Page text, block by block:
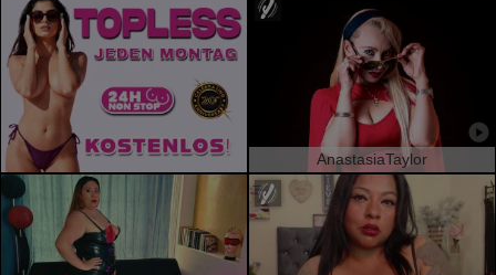
AnastasiaTaylor